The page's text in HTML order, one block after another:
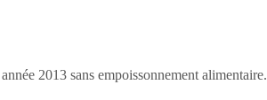
2013 sans empoissonnement alimentaire.